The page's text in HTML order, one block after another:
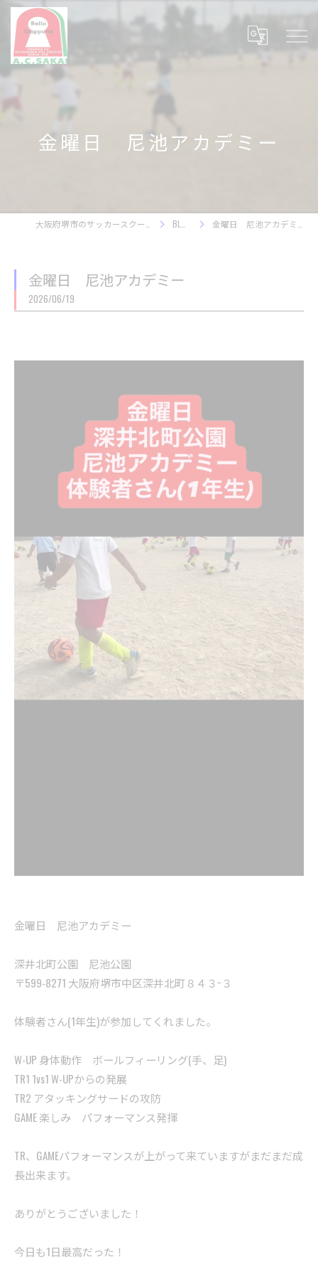
金曜日 尼池アカデミー
BLOG 金曜日 尼池アカデミー
金曜日 尼池アカデミー
2026/06/19
金曜日 尼池アカデミー
深井北町公園 尼池公園
〒599-8271 大阪府堺市中区深井北町８４３−３
体験者さん(1年生)が参加してくれました。
W-UP 身体動作 ボールフィーリング(手、足)
TR1 1vs1 W-UPからの発展
TR2 アタッキングサードの攻防
GAME 楽しみ パフォーマンス発揮
TR、GAMEパフォーマンスが上がって来ていますがまだまだ成
長出来ます。
ありがとうございました！
今日も1日最高だった！